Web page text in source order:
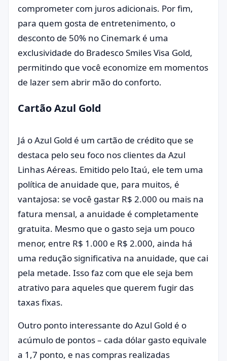
comprometer com juros adicionais. Por fim,
para quem gosta de entretenimento, o
desconto de 50% no Cinemark é uma
exclusividade do Bradesco Smiles Visa Gold,
permitindo que você economize em momentos
de lazer sem abrir mão do conforto.
Cartão Azul Gold
Já o Azul Gold é um cartão de crédito que se
destaca pelo seu foco nos clientes da Azul
Linhas Aéreas. Emitido pelo Itaú, ele tem uma
política de anuidade que, para muitos, é
vantajosa: se você gastar R$ 2.000 ou mais na
fatura mensal, a anuidade é completamente
gratuita. Mesmo que o gasto seja um pouco
menor, entre R$ 1.000 e R$ 2.000, ainda há
uma redução significativa na anuidade, que cai
pela metade. Isso faz com que ele seja bem
atrativo para aqueles que querem fugir das
taxas fixas.
Outro ponto interessante do Azul Gold é o
acúmulo de pontos – cada dólar gasto equivale
a 1,7 ponto, e nas compras realizadas